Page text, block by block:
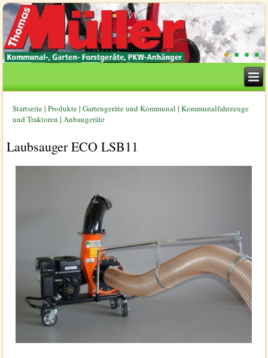
Sie sind hier
Startseite| Produkte| Gartengeräte und Kommunal | Kommunalfahrzeuge
und Traktoren | Anbaugeräte
Laubsauger ECO LSB11